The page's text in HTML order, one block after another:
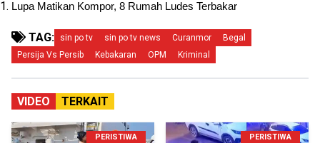
Lupa Matikan Kompor, 8 Rumah Ludes Terbakar
TAG: sin po tv sin po tv news Curanmor
Begal
Persija Vs Persib
Kebakaran OPM Kriminal
VIDEO TERKAIT
PERISTIWA PERISTIWA